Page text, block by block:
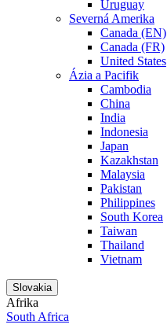
Uruguay
Severná Amerika
Canada (EN)
Canada (FR)
United States
Ázia a Pacifik
Cambodia
China
India
Indonesia
Japan
Kazakhstan
Malaysia
Pakistan
Philippines
South Korea
Taiwan
Thailand
Vietnam
Slovakia
Afrika
South Africa